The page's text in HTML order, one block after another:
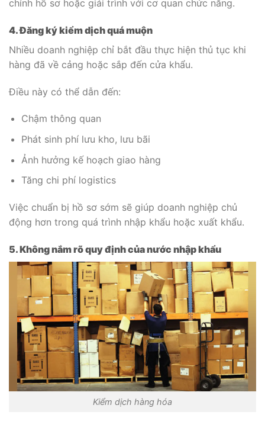
chỉnh hồ sơ hoặc giải trình với cơ quan chức năng.
4. Đăng ký kiểm dịch quá muộn
Nhiều doanh nghiệp chỉ bắt đầu thực hiện thủ tục khi
hàng đã về cảng hoặc sắp đến cửa khẩu.
Điều này có thể dẫn đến:
Chậm thông quan
Phát sinh phí lưu kho, lưu bãi
Ảnh hưởng kế hoạch giao hàng
Tăng chi phí logistics
Việc chuẩn bị hồ sơ sớm sẽ giúp doanh nghiệp chủ
động hơn trong quá trình nhập khẩu hoặc xuất khẩu.
5. Không nắm rõ quy định của nước nhập khẩu
Kiểm dịch hàng hóa